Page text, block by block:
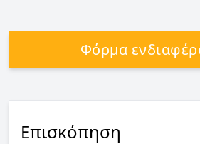
Φόρμα
Επισκόπηση